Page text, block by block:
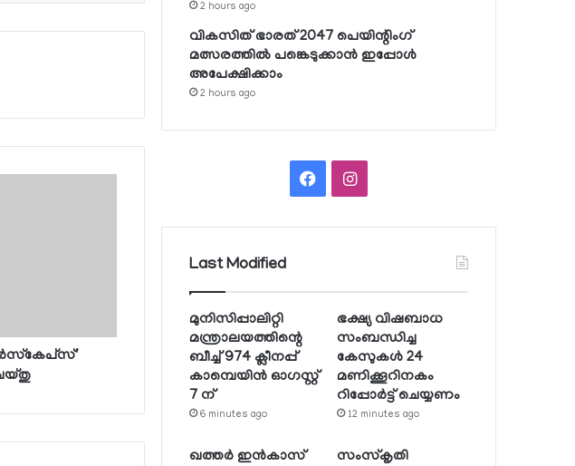
2 hours ago
വികസിത് ഭാരത് 2047 പെയിന്റിംഗ്
മത്സരത്തില്‍ പങ്കെടുക്കാന്‍ ഇപ്പോള്‍
അപേക്ഷിക്കാം
2 hours ago
FacebookInstagram
Last Modified
മുനിസിപ്പാലിറ്റി
മന്ത്രാലയത്തിന്റെ
ബീച്ച് 974 ക്ലീനപ്പ്
കാമ്പെയിന്‍ ഓഗസ്റ്റ്
7 ന്
6 minutes ago
ഭക്ഷ്യ വിഷബാധ
സംബന്ധിച്ച
കേസുകള്‍ 24
മണിക്കൂറിനകം
റിപ്പോര്‍ട്ട് ചെയ്യണം
12 minutes ago
ഖത്തര്‍ ഇന്‍കാസ്
സംസ്‌കൃതി